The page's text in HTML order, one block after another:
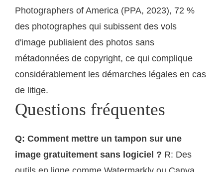
Photographers of America (PPA, 2023), 72 %
des photographes qui subissent des vols
d'image publiaient des photos sans
métadonnées de copyright, ce qui complique
considérablement les démarches légales en cas
de litige.
Questions fréquentes
Q: Comment mettre un tampon sur une
image gratuitement sans logiciel ? R: Des